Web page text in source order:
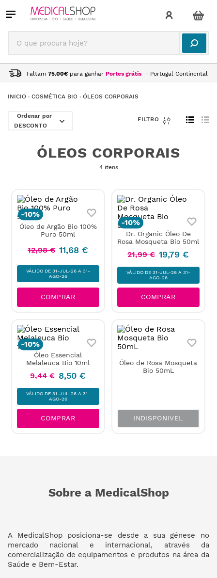
O que procura hoje?
Faltam 75.00€ para ganhar Portes grátis - Portugal Continental
COSMÉTICA BIO ÓLEOS CORPORAIS
DESCONTO
ÓLEOS CORPORAIS
4 itens
-10%
Óleo de Argão Bio 100%
Puro 50ml
12,98 € 11,68 €
VÁLIDO DE 31-JUL-26 A 31-
AGO-26
COMPRAR
-10%
Dr. Organic Óleo De
Rosa Mosqueta Bio 50ml
21,99 € 19,79 €
VÁLIDO DE 31-JUL-26 A 31-
AGO-26
COMPRAR
-10%
Óleo Essencial
Melaleuca Bio 10ml
9,44 € 8,50 €
VÁLIDO DE 31-JUL-26 A 31-
AGO-26
COMPRAR
Óleo de Rosa Mosqueta
Bio 50mL
INDISPONIVEL
Sobre a MedicalShop
A MedicalShop posiciona-se desde a sua génese no
mercado nacional e internacional, através da
comercialização de equipamentos e produtos na área da
Saúde e Bem-Estar.